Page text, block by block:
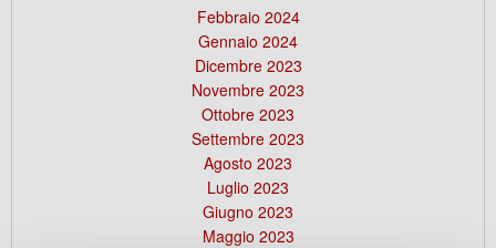
Febbraio 2024
Gennaio 2024
Dicembre 2023
Novembre 2023
Ottobre 2023
Settembre 2023
Agosto 2023
Luglio 2023
Giugno 2023
Maggio 2023